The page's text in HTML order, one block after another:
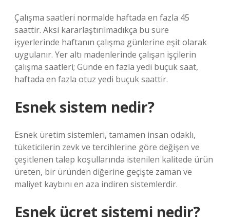
Çalışma saatleri normalde haftada en fazla 45
saattir. Aksi kararlaştırılmadıkça bu süre
işyerlerinde haftanın çalışma günlerine eşit olarak
uygulanır. Yer altı madenlerinde çalışan işçilerin
çalışma saatleri; Günde en fazla yedi buçuk saat,
haftada en fazla otuz yedi buçuk saattir.
Esnek sistem nedir?
Esnek üretim sistemleri, tamamen insan odaklı,
tüketicilerin zevk ve tercihlerine göre değişen ve
çeşitlenen talep koşullarında istenilen kalitede ürün
üreten, bir üründen diğerine geçişte zaman ve
maliyet kaybını en aza indiren sistemlerdir.
Esnek ücret sistemi nedir?